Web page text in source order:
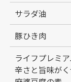
サラダ油
豚ひき肉
ライフプレミ
辛さと旨味が